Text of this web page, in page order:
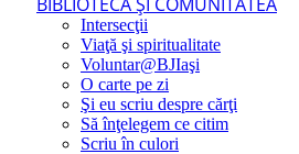
Intersecţii
Viaţă şi spiritualitate
Voluntar@BJIaşi
O carte pe zi
Şi eu scriu despre cărţi
Să înţelegem ce citim
Scriu în culori